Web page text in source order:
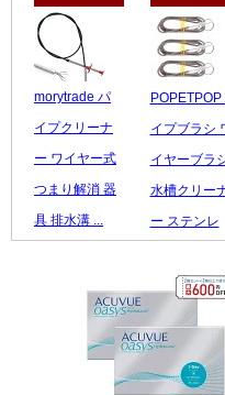
morytrade パ
イプクリーナ
ー ワイヤー式
つまり解消 器
具 排水溝 ...
POPETPOP
イプブラシ
イヤーブラ
水槽クリー
ー ステンレ
1,531 円